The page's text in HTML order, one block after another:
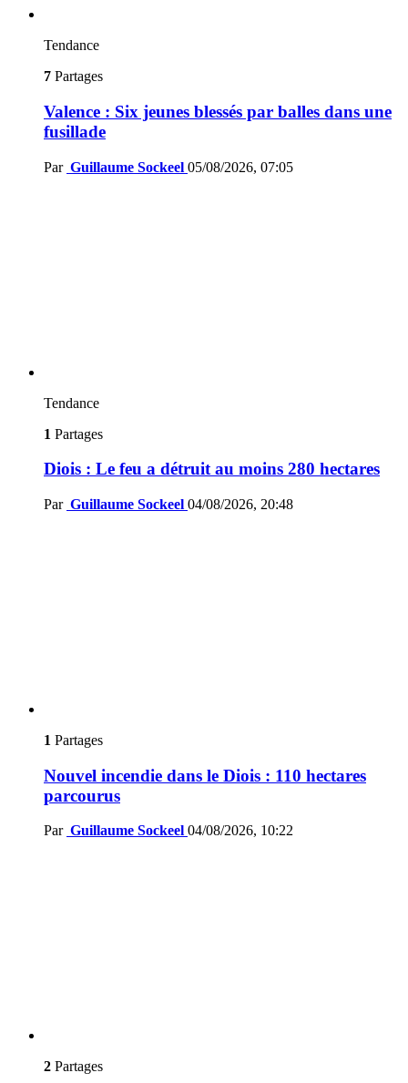
Tendance
7 Partages
Valence : Six jeunes blessés par balles dans une
fusillade
Par Guillaume Sockeel 05/08/2026, 07:05
Tendance
1 Partages
Diois : Le feu a détruit au moins 280 hectares
Par Guillaume Sockeel 04/08/2026, 20:48
1 Partages
Nouvel incendie dans le Diois : 110 hectares
parcourus
Par Guillaume Sockeel 04/08/2026, 10:22
2 Partages